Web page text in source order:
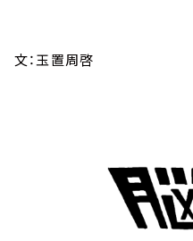
文：玉置周啓